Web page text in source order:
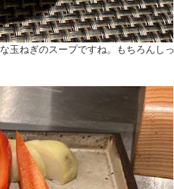
玉ねぎのスープですね。もちろんしっ